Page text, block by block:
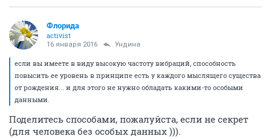
Флорида
activist
16 января 2016 Ундинa
если вы имеете в виду высокую частоту вибраций, способность
повысить ее уровень в принципе есть у каждого мыслящего существа
от рождения... и для этого не нужно обладать какими-то особыми
данными.
Поделитесь способами, пожалуйста, если не секрет
(для человека без особых данных ))).